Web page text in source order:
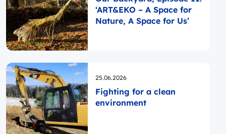
‘ART&EKO – A Space for
Nature, A Space for Us’
Opublikowano
25.06.2026
Fighting for a clean
environment